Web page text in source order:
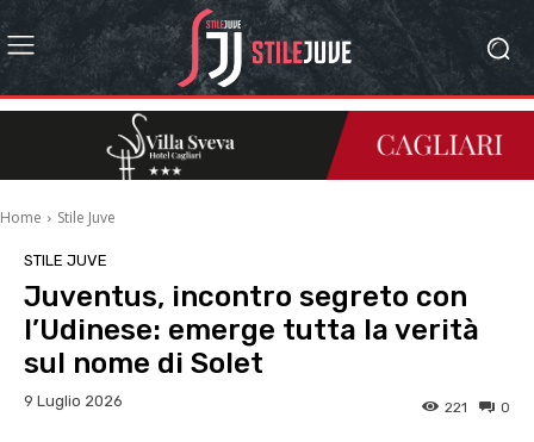
Home Stile Juve
STILE JUVE
Juventus, incontro segreto con
l’Udinese: emerge tutta la verità
sul nome di Solet
9 Luglio 2026 0
221